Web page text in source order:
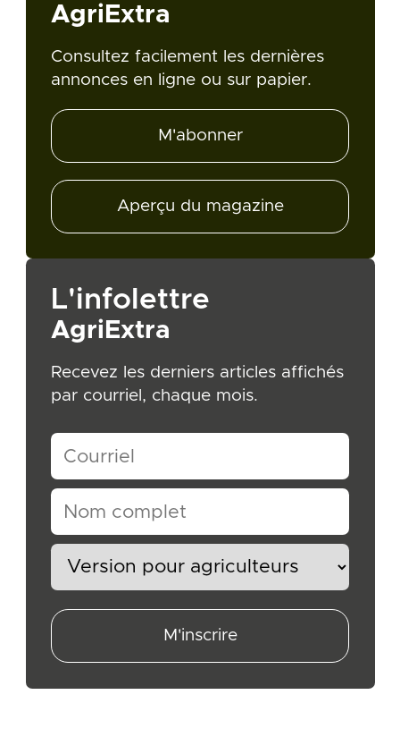
AgriExtra
Consultez facilement les dernières
annonces en ligne ou sur papier.
M'abonner
Aperçu du magazine
L'infolettre
AgriExtra
Recevez les derniers articles affichés
par courriel, chaque mois.
M'inscrire